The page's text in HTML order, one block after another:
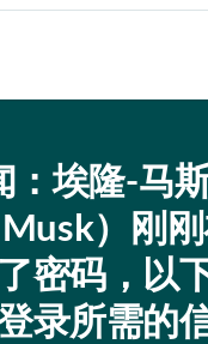
：埃隆-马
Musk）刚
密码，以
录所需的